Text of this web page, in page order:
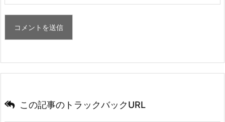
この記事のトラックバックURL